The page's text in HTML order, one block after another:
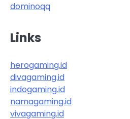
dominoqq
Links
herogaming.id
divagaming.id
indogaming.id
namagaming.id
vivagaming.id